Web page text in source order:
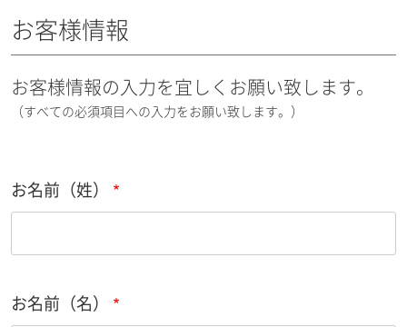
お客様情報
お客様情報の入力を宜しくお願い致します。
（すべての必須項目への入力をお願い致します。）
お名前（姓）
お名前（名）